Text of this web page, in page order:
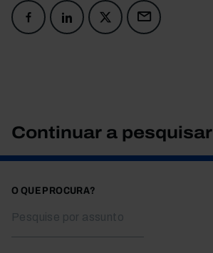
Continuar a pesquisar
O QUE PROCURA?